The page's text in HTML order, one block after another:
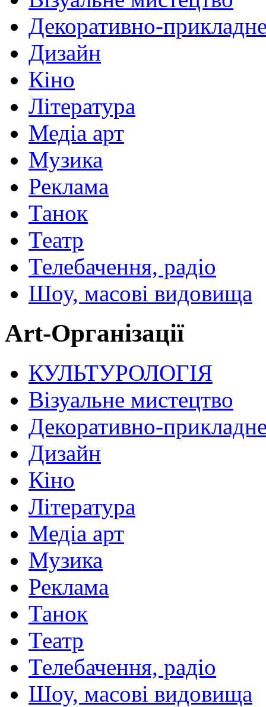
Декоративно-
Дизайн
Кіно
Література
Медіа арт
Музика
Реклама
Танок
Театр
Телебачення, радіо
Шоу, масові видовища
Art-Організації
КУЛЬТУРОЛОГІЯ
Візуальне мистецтво
Декоративно-
Дизайн
Кіно
Література
Медіа арт
Музика
Реклама
Танок
Театр
Телебачення, радіо
Шоу, масові видовища